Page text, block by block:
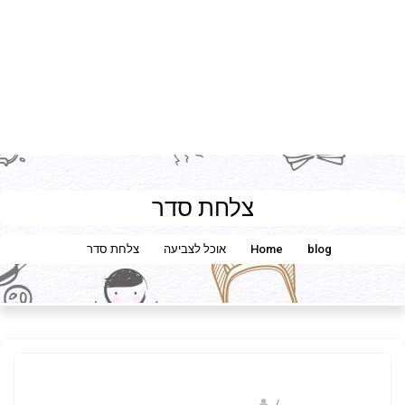
צלחת סדר
Home blog אוכל לצביעה צלחת סדר